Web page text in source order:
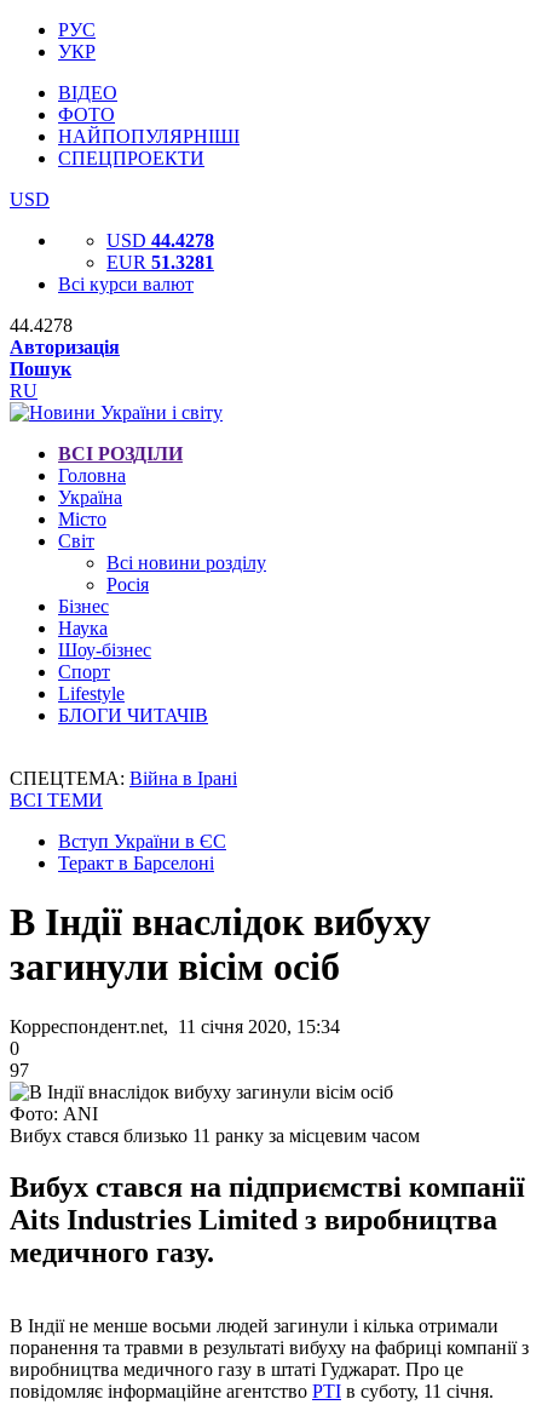
РУС
УКР
ВІДЕО
ФОТО
НАЙПОПУЛЯРНІШІ
СПЕЦПРОЕКТИ
USD
USD 44.4278
EUR 51.3281
Всі курси валют
44.4278
Авторизація
Пошук
RU
ВСІ РОЗДІЛИ
Головна
Україна
Місто
Світ
Всі новини розділу
Росія
Бізнес
Наука
Шоу-бізнес
Спорт
Lifestyle
БЛОГИ ЧИТАЧІВ
СПЕЦТЕМА: Війна в Ірані
ВСІ ТЕМИ
Вступ України в ЄС
Теракт в Барселоні
В Індії внаслідок вибуху
загинули вісім осіб
Корреспондент.net, 11 січня 2020, 15:34
0
97
Фото: ANI
Вибух стався близько 11 ранку за місцевим часом
Вибух стався на підприємстві компанії
Aits Industries Limited з виробництва
медичного газу.
В Індії не менше восьми людей загинули і кілька отримали
поранення та травми в результаті вибуху на фабриці компанії з
виробництва медичного газу в штаті Гуджарат. Про це
повідомляє інформаційне агентство PTI в суботу, 11 січня.